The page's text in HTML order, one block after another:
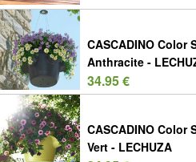
CASCADINO Color
Anthracite -
34.95 €
CASCADINO Color
Vert - LECHUZA